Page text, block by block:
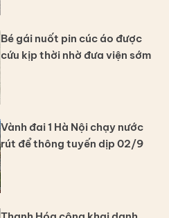
Bé gái nuốt pin cúc áo được
cứu kịp thời nhờ đưa viện sớm
Vành đai 1 Hà Nội chạy nước
rút để thông tuyến dịp 02/9